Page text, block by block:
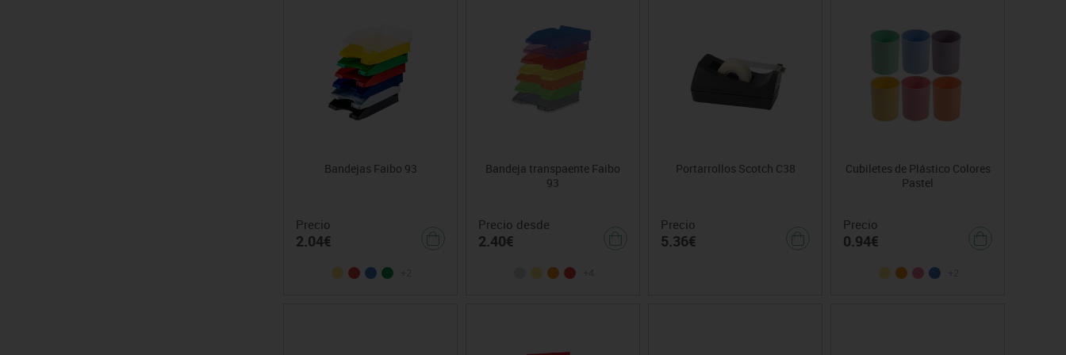
Bandejas Faibo 93
Precio
2.04€
Bandeja transpaente Faibo
93
Precio desde
2.40€
Portarrollos Scotch C38
Precio
5.36€
Cubiletes de Plástico Colores
Pastel
Precio
0.94€